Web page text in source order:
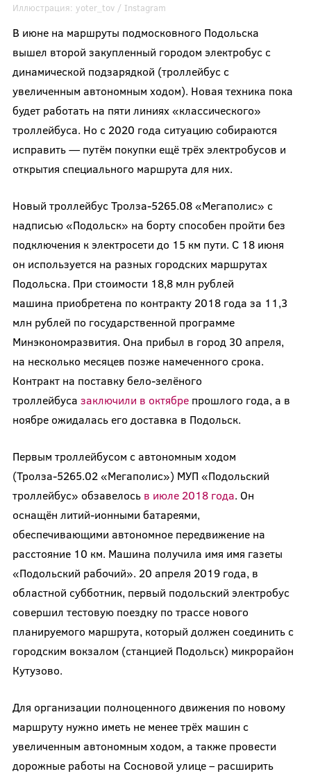
Иллюстрация: yoter_tov/ Instagram
В июне на маршруты подмосковного Подольска
вышел второй закупленный городом электробус с
динамической подзарядкой (троллейбус с
увеличенным автономным ходом). Новая техника пока
будет работать на пяти линиях «классического»
троллейбуса. Но с 2020 года ситуацию собираются
исправить — путём покупки ещё трёх электробусов и
открытия специального маршрута для них.
Новый троллейбус Тролза-5265.08 «Мегаполис» с
надписью «Подольск» на борту способен пройти без
подключения к электросети до 15 км пути. С 18 июня
он используется на разных городских маршрутах
Подольска. При стоимости 18,8 млн рублей
машина приобретена по контракту 2018 года за 11,3
млн рублей по государственной программе
Минэкономразвития. Она прибыл в город 30 апреля,
на несколько месяцев позже намеченного срока.
Контракт на поставку бело-зелёного
троллейбуса заключили в октябрепрошлого года, а в
ноябре ожидалась его доставка в Подольск.
Первым троллейбусом с автономным ходом
(Тролза-5265.02 «Мегаполис») МУП «Подольский
троллейбус» обзавелось в июле 2018 года. Он
оснащён литий-ионными батареями,
обеспечивающими автономное передвижение на
расстояние 10 км. Машина получила имя имя газеты
«Подольский рабочий». 20 апреля 2019 года, в
областной субботник, первый подольский электробус
совершил тестовую поездку по трассе нового
планируемого маршрута, который должен соединить с
городским вокзалом (станцией Подольск) микрорайон
Кутузово.
Для организации полноценного движения по новому
маршруту нужно иметь не менее трёх машин с
увеличенным автономным ходом, а также провести
дорожные работы на Сосновой улице – расширить